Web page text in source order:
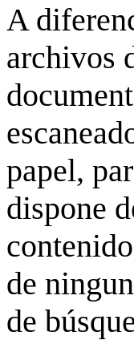
A
archivos
papel,
dispone
de
de